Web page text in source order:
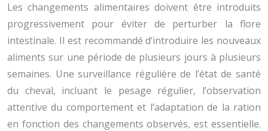
Les changements alimentaires doivent être introduits
progressivement pour éviter de perturber la flore
intestinale. Il est recommandé d’introduire les nouveaux
aliments sur une période de plusieurs jours à plusieurs
semaines. Une surveillance régulière de l’état de santé
du cheval, incluant le pesage régulier, l’observation
attentive du comportement et l’adaptation de la ration
en fonction des changements observés, est essentielle.